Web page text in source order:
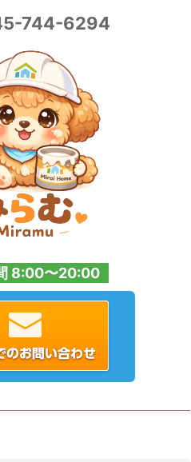
744-6294
8:00〜20:00